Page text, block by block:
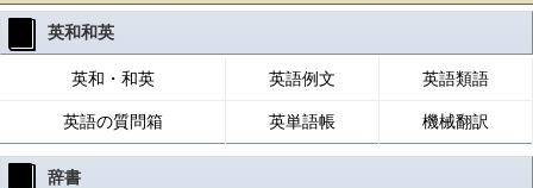
英和和英
英和・和英 英語例文 英語類語
英語の質問箱 英単語帳 機械翻訳
辞書